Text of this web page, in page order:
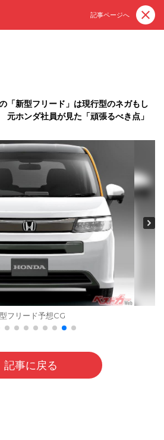
記事ページへ
「新型フリード」は現行型のネガもし
ホンダ社員が見た「頑張るべき点」
フリード予想CG
記事に戻る